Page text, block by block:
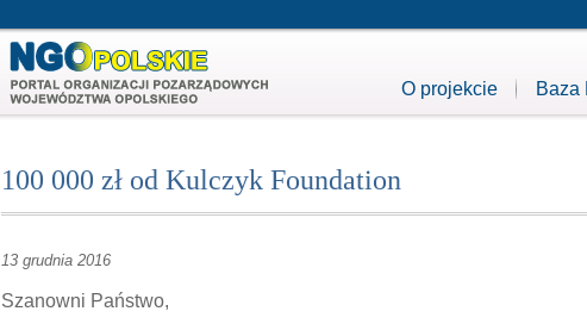
O projekcie Baza
100 000 zł od Kulczyk Foundation
13 grudnia 2016
Szanowni Państwo,